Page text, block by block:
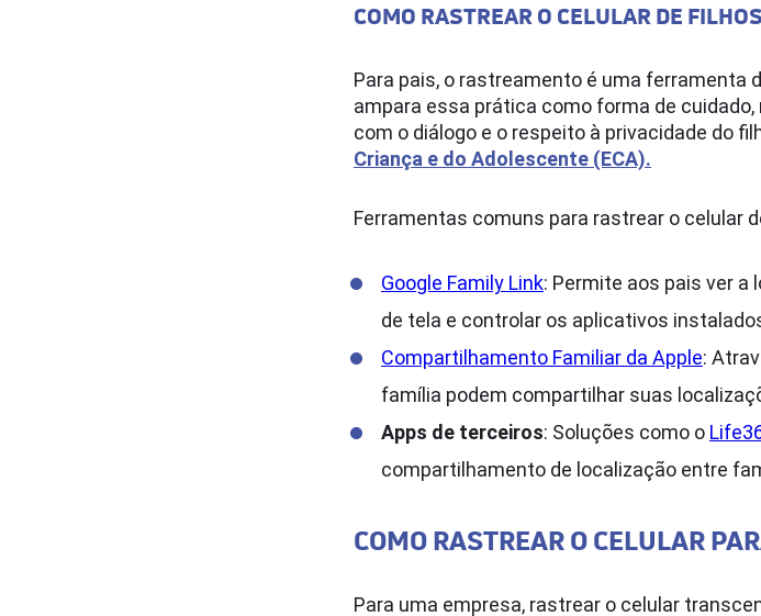
COMO RASTREAR O CELULAR DE
Para pais, o rastreamento é uma ferramenta
ampara essa prática como forma de
com o diálogo e o respeito à privacidade do
Criança e do Adolescente (ECA).
Ferramentas comuns para rastrear o celular
Google Family Link: Permite aos pais ver a
de tela e controlar os aplicativos
Compartilhamento Familiar da Apple:
família podem compartilhar suas
Apps de terceiros: Soluções como o
compartilhamento de localização entre
COMO RASTREAR O CELULAR
Para uma empresa, rastrear o celular